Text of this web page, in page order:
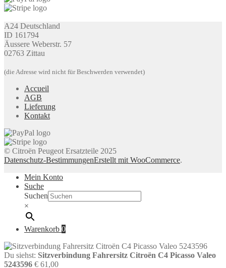
A24 Deutschland
ID 161794
Äussere Weberstr. 57
02763 Zittau
(die Adresse wird nicht für Beschwerden verwendet)
Accueil
AGB
Lieferung
Kontakt
© Citroën Peugeot Ersatzteile 2025
Datenschutz-BestimmungenErstellt mit WooCommerce.
Mein Konto
Suche
Suchen
×
Warenkorb 0
Du siehst: Sitzverbindung Fahrersitz Citroën C4 Picasso Valeo
5243596 € 61,00